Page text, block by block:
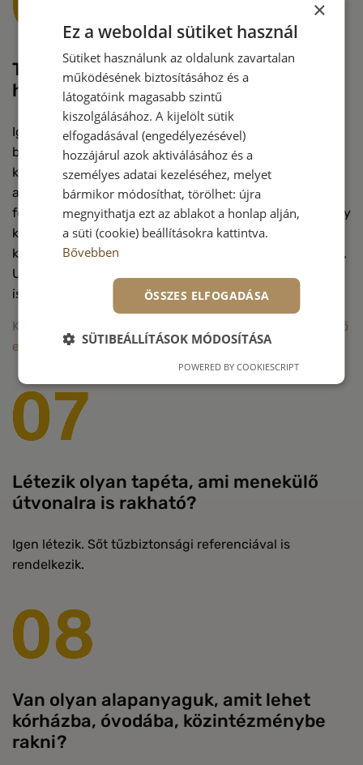
Tényleg lehet tapétát tenni vizes
helyiségbe és akár kültérre is?
Igen lehet. A ma elérhető alapanyagok lehetőséget
biztosítanak arra, hogy vizes helyiségbe ( Wc, fürdő,
konyha, stb.) öntapadós, a víznek, párának ellenálló
alapanyagot használjunk. Egyes vlies tapéták is
felhelyezhetők ezekbe a terekbe, figyelembe véve, hogy
közvetlen víz nem érheti őket, de a párát jól bírják. A
kültéri tapéta ellenál az időjárás viszontagságainak. Hő,
Uv, eső, szél, hó, stb. Felrakása hőlégfúvó segítségével
is történhet.
Kültéri és vizes helyiségbe ajánlott alapanyag itt érhető
el>>
Létezik olyan tapéta, ami menekülő
útvonalra is rakható?
Igen létezik. Sőt tűzbiztonsági referenciával is
rendelkezik.
Van olyan alapanyaguk, amit lehet
kórházba, óvodába, közintézménybe
rakni?
×
Ez a weboldal sütiket használ
Sütiket használunk az oldalunk zavartalan
működésének biztosításához és a
látogatóink magasabb szintű
kiszolgálásához. A kijelölt sütik
elfogadásával (engedélyezésével)
hozzájárul azok aktiválásához és a
személyes adatai kezeléséhez, melyet
bármikor módosíthat, törölhet: újra
megnyithatja ezt az ablakot a honlap alján,
a süti (cookie) beállításokra kattintva.
Bővebben
ÖSSZES ELFOGADÁSA
SÜTIBEÁLLÍTÁSOK MÓDOSÍTÁSA
POWERED BY COOKIESCRIPT